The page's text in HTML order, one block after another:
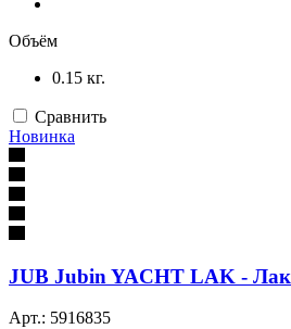
Объём
0.15 кг.
Сравнить
Новинка
JUB Jubin YACHT LAK - Лак
Арт.: 5916835